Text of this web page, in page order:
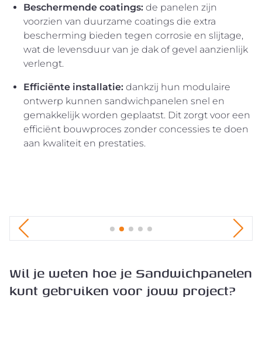
Beschermende coatings: de panelen zijn
voorzien van duurzame coatings die extra
bescherming bieden tegen corrosie en slijtage,
wat de levensduur van je dak of gevel aanzienlijk
verlengt.
Efficiënte installatie: dankzij hun modulaire
ontwerp kunnen sandwichpanelen snel en
gemakkelijk worden geplaatst. Dit zorgt voor een
efficiënt bouwproces zonder concessies te doen
aan kwaliteit en prestaties.
Wil je weten hoe je Sandwichpanelen
kunt gebruiken voor jouw project?